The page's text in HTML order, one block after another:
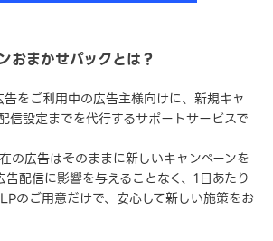
おまかせパックとは？
をご利用中の広告主様向けに、新規キャ
信設定までを代行するサポートサービスで
の広告はそのままに新しいキャンペーンを
配信に影響を与えることなく、1日あたり
のご用意だけで、安心して新しい施策をお